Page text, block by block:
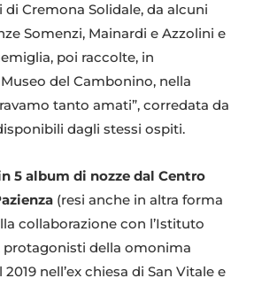
di Cremona Solidale, da alcuni
Somenzi, Mainardi e Azzolini e
poi raccolte, in
del Cambonino, nella
tanto amati”, corredata da
dagli stessi ospiti.
5 album di nozze dal Centro
(resi anche in altra forma
collaborazione con l’Istituto
protagonisti della omonima
nell’ex chiesa di San Vitale e